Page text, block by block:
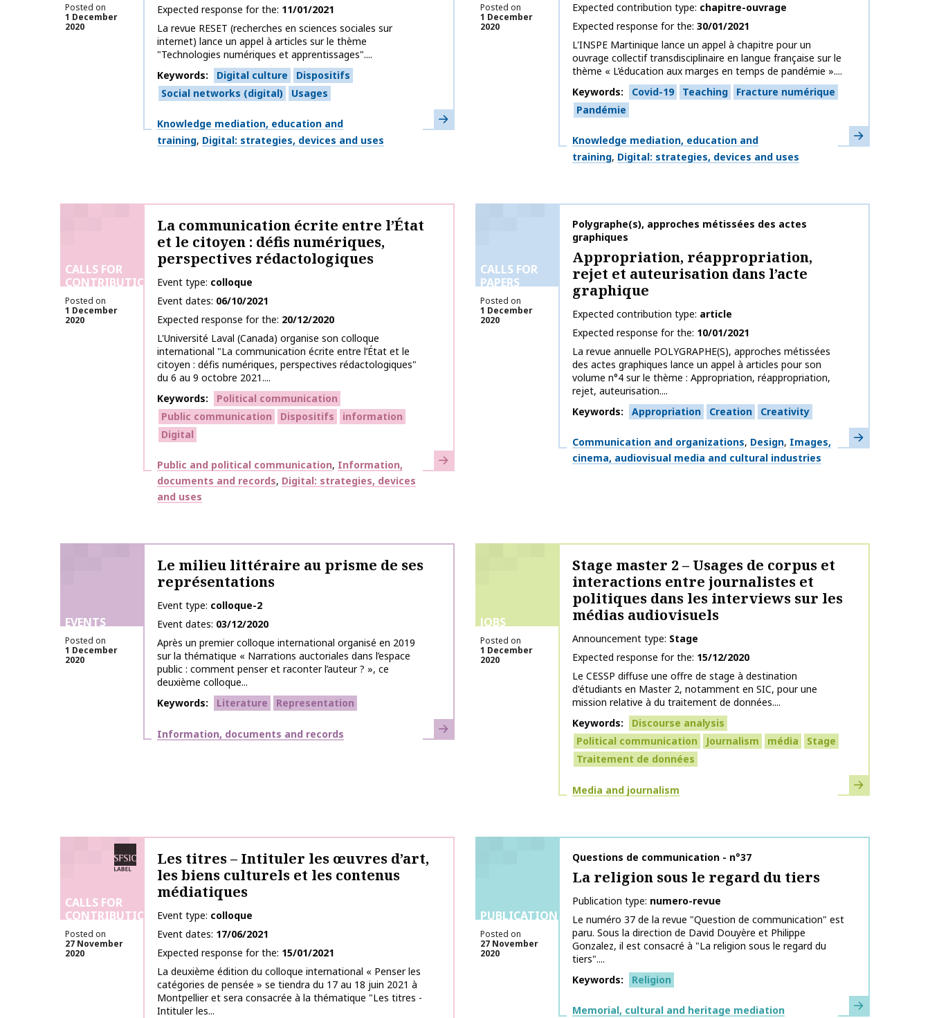
Posted on
1 December
2020
Expected response for the 11/01/2021
La revue RESET (recherches en sciences sociales sur
internet) lance un appel à articles sur le thème
"Technologies numériques et apprentissages"....
Keywords
Digital culture
Dispositifs
Social networks (digital)
Usages
Themes
Knowledge mediation, education and
training Digital: strategies, devices and uses
Learn more
Posted on
1 December
2020
Expected contribution type chapitre-ouvrage
Expected response for the 30/01/2021
L'INSPE Martinique lance un appel à chapitre pour un
ouvrage collectif transdisciplinaire en langue française sur le
thème « L’éducation aux marges en temps de pandémie »....
Keywords
Covid-19 Teaching
Fracture numérique
Pandémie
Themes
Knowledge mediation, education and
training Digital: strategies, devices and uses
Learn more
CALLS FOR
CONTRIBUTIONS
Posted on
1 December
2020
La communication écrite entre l’État
et le citoyen : défis numériques,
perspectives rédactologiques
Event type colloque
Event dates 06/10/2021
Expected response for the 20/12/2020
L'Université Laval (Canada) organise son colloque
international "La communication écrite entre l’État et le
citoyen : défis numériques, perspectives rédactologiques"
du 6 au 9 octobre 2021....
Keywords
Political communication
Public communication
Dispositifs
information
Digital
Themes
Public and political communication Information,
documents and records Digital: strategies, devices
and uses
Learn more
CALLS FOR
PAPERS
Posted on
1 December
2020
Publication name
Polygraphe(s), approches métissées des actes
graphiques
Appropriation, réappropriation,
rejet et auteurisation dans l’acte
graphique
Expected contribution type article
Expected response for the 10/01/2021
La revue annuelle POLYGRAPHE(S), approches métissées
des actes graphiques lance un appel à articles pour son
volume n°4 sur le thème : Appropriation, réappropriation,
rejet, auteurisation....
Keywords
Appropriation Creation Creativity
Themes
Communication and organizations Design Images,
cinema, audiovisual media and cultural industries
Learn more
EVENTS
Posted on
1 December
2020
Le milieu littéraire au prisme de ses
représentations
Event type colloque-2
Event dates 03/12/2020
Après un premier colloque international organisé en 2019
sur la thématique « Narrations auctoriales dans l’espace
public : comment penser et raconter l’auteur ? », ce
deuxième colloque...
Keywords
Literature Representation
Themes
Information, documents and records Learn more
JOBS
Posted on
1 December
2020
Stage master 2 – Usages de corpus et
interactions entre journalistes et
politiques dans les interviews sur les
médias audiovisuels
Announcement type Stage
Expected response for the 15/12/2020
Le CESSP diffuse une offre de stage à destination
d'étudiants en Master 2, notamment en SIC, pour une
mission relative à du traitement de données....
Keywords
Discourse analysis
Political communication
Journalism média
Stage
Traitement de données
Themes
Media and journalism Learn more
SFSIC labelled
CALLS FOR
CONTRIBUTIONS
Posted on
27 November
2020
Les titres – Intituler les œuvres d’art,
les biens culturels et les contenus
médiatiques
Event type colloque
Event dates 17/06/2021
Expected response for the 15/01/2021
La deuxième édition du colloque international « Penser les
catégories de pensée » se tiendra du 17 au 18 juin 2021 à
Montpellier et sera consacrée à la thématique "Les titres -
Intituler les...
PUBLICATIONS
Posted on
27 November
2020
Publication name
Questions de communication - n°37
La religion sous le regard du tiers
Publication type numero-revue
Le numéro 37 de la revue "Question de communication" est
paru. Sous la direction de David Douyère et Philippe
Gonzalez, il est consacré à "La religion sous le regard du
tiers"....
Keywords
Religion
Themes
Memorial, cultural and heritage mediation Learn more